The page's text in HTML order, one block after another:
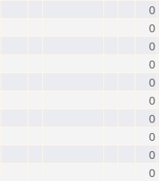
0
0
0
0
0
0
0
0
0
0